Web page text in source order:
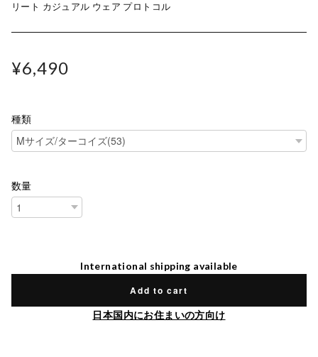
リート カジュアル ウェア プロトコル
¥6,490
種類
数量
International shipping available
Add to cart
日本国内にお住まいの方向け